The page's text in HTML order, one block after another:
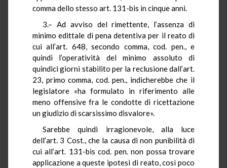
comma dello stesso art. 131-bis in cinque anni.
3.– Ad avviso del rimettente, l’assenza di
minimo edittale di pena detentiva per il reato di
cui all’art. 648, secondo comma, cod. pen., e
quindi l’operatività del minimo assoluto di
quindici giorni stabilito per la reclusione dall’art.
23, primo comma, cod. pen., indicherebbe che il
legislatore «ha formulato in riferimento alle
meno offensive fra le condotte di ricettazione
un giudizio di scarsissimo disvalore».
Sarebbe quindi irragionevole, alla luce
dell’art. 3 Cost., che la causa di non punibilità di
cui all’art. 131-bis cod. pen. non possa trovare
applicazione a queste ipotesi di reato, così poco